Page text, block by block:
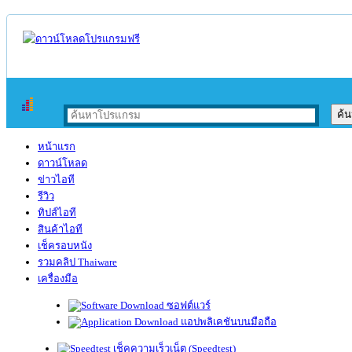
หน้าแรก
ดาวน์โหลด
ข่าวไอที
รีวิว
ทิปส์ไอที
สินค้าไอที
เช็ครอบหนัง
รวมคลิป Thaiware
เครื่องมือ
ซอฟต์แวร์
แอปพลิเคชันบนมือถือ
เช็คความเร็วเน็ต (Speedtest)